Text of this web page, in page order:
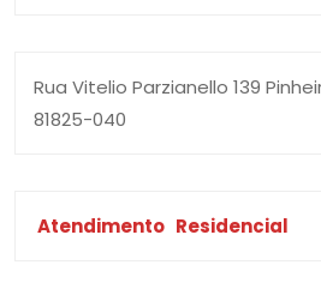
Rua Vitelio Parzianello 139
81825-040
Atendimento Residencial